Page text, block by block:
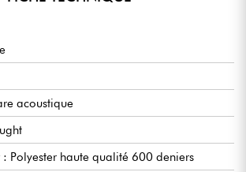
rigide AESF-N est bien plus qu'une
votre guitare acoustique. C'est une
qui répond aux besoins du musicien
chaque mouvement avec confiance et style,
AESF-N.
acoustique
Polyester haute qualité 600 deniers